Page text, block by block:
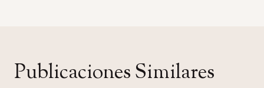
Publicaciones Similares